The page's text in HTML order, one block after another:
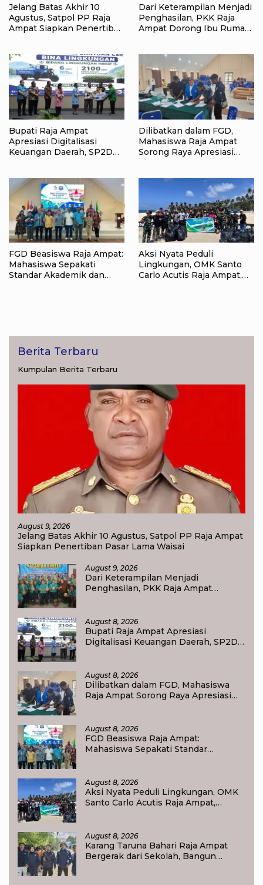
Jelang Batas Akhir 10
Agustus, Satpol PP Raja
Ampat Siapkan Penertiban
Dari Keterampilan Menjadi
Penghasilan, PKK Raja
Ampat Dorong Ibu Rumah
Bupati Raja Ampat
Apresiasi Digitalisasi
Keuangan Daerah, SP2D
Dilibatkan dalam FGD,
Mahasiswa Raja Ampat
Sorong Raya Apresiasi
FGD Beasiswa Raja Ampat:
Mahasiswa Sepakati
Standar Akademik dan
Aksi Nyata Peduli
Lingkungan, OMK Santo
Carlo Acutis Raja Ampat,
Berita Terbaru
Kumpulan Berita Terbaru
August 9, 2026
Jelang Batas Akhir 10 Agustus, Satpol PP Raja Ampat
Siapkan Penertiban Pasar Lama Waisai
August 9, 2026
Dari Keterampilan Menjadi
Penghasilan, PKK Raja Ampat
August 8, 2026
Bupati Raja Ampat Apresiasi
Digitalisasi Keuangan Daerah, SP2D
August 8, 2026
Dilibatkan dalam FGD, Mahasiswa
Raja Ampat Sorong Raya Apresiasi
August 8, 2026
FGD Beasiswa Raja Ampat:
Mahasiswa Sepakati Standar
August 8, 2026
Aksi Nyata Peduli Lingkungan, OMK
Santo Carlo Acutis Raja Ampat,
August 8, 2026
Karang Taruna Bahari Raja Ampat
Bergerak dari Sekolah, Bangun